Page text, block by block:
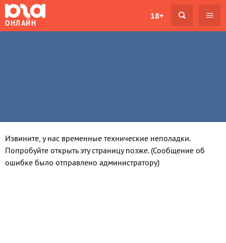
ОНЛАЙН
18+
Извините, у нас временные технические неполадки.
Попробуйте открыть эту страницу позже. (Сообщение об
ошибке было отправлено администратору)